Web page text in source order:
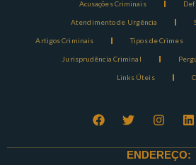
Acusações Criminais
Atendimento de Urgência
Artigos Criminais Tipos de Crimes
Jurisprudência Criminal
Links Úteis
ENDEREÇO: